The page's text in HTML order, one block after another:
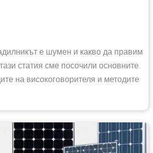
е шумен и какво да правим
статия сме посочили основните
на високоговорителя и методите